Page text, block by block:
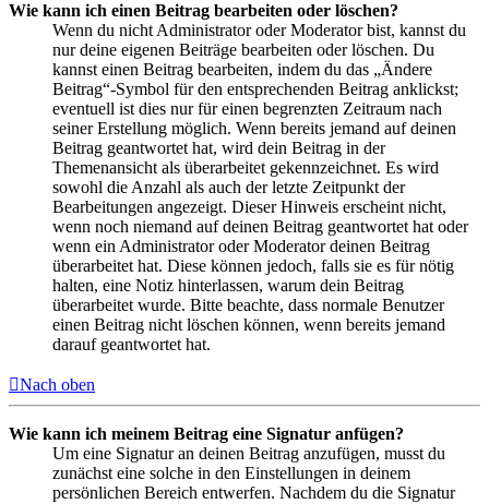
Wie kann ich einen Beitrag bearbeiten oder löschen?
Wenn du nicht Administrator oder Moderator bist, kannst du
nur deine eigenen Beiträge bearbeiten oder löschen. Du
kannst einen Beitrag bearbeiten, indem du das „Ändere
Beitrag“-Symbol für den entsprechenden Beitrag anklickst;
eventuell ist dies nur für einen begrenzten Zeitraum nach
seiner Erstellung möglich. Wenn bereits jemand auf deinen
Beitrag geantwortet hat, wird dein Beitrag in der
Themenansicht als überarbeitet gekennzeichnet. Es wird
sowohl die Anzahl als auch der letzte Zeitpunkt der
Bearbeitungen angezeigt. Dieser Hinweis erscheint nicht,
wenn noch niemand auf deinen Beitrag geantwortet hat oder
wenn ein Administrator oder Moderator deinen Beitrag
überarbeitet hat. Diese können jedoch, falls sie es für nötig
halten, eine Notiz hinterlassen, warum dein Beitrag
überarbeitet wurde. Bitte beachte, dass normale Benutzer
einen Beitrag nicht löschen können, wenn bereits jemand
darauf geantwortet hat.
Nach oben
Wie kann ich meinem Beitrag eine Signatur anfügen?
Um eine Signatur an deinen Beitrag anzufügen, musst du
zunächst eine solche in den Einstellungen in deinem
persönlichen Bereich entwerfen. Nachdem du die Signatur